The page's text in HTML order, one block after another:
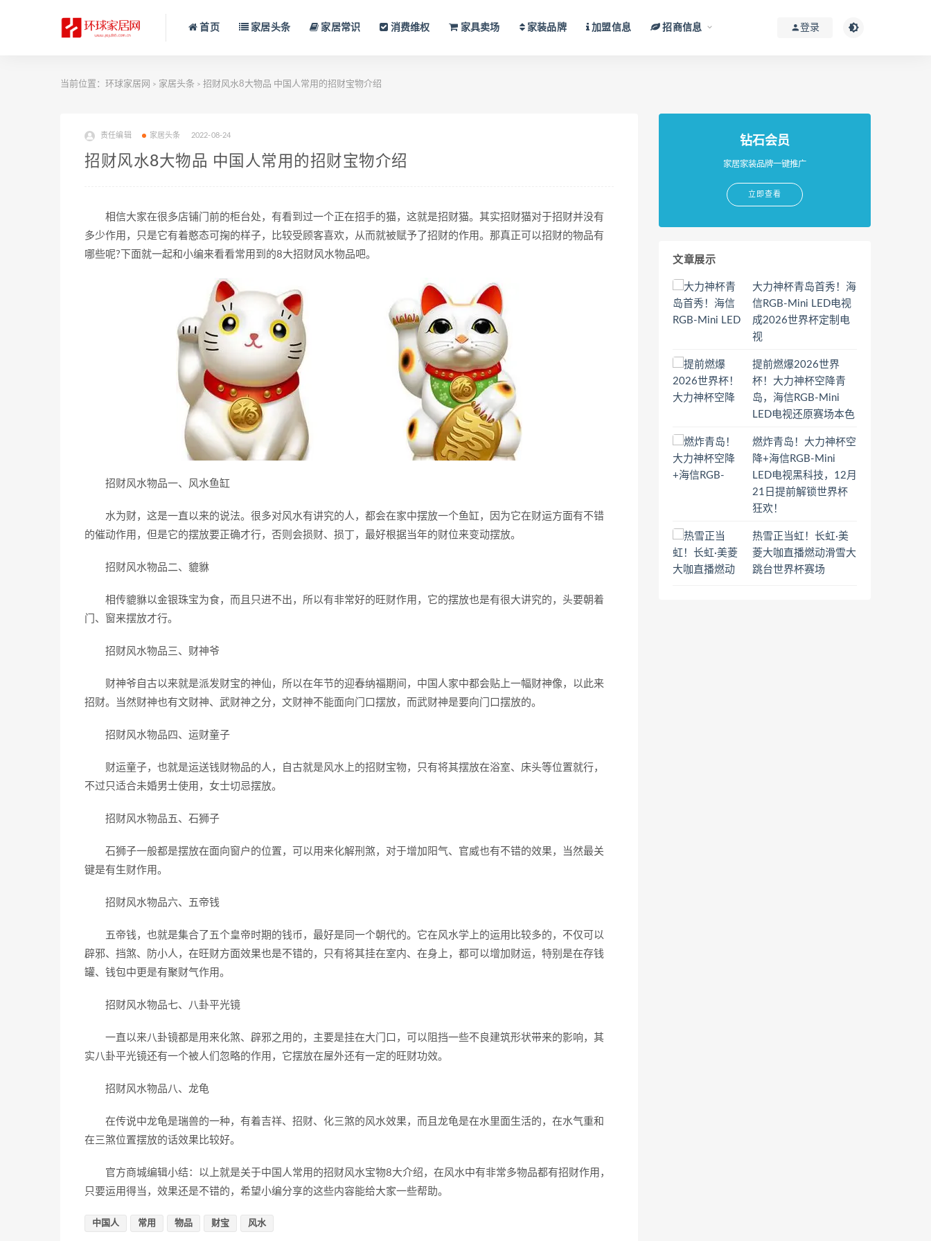
首页 家居头条 家居常识 消费维权 家具卖场 家装品牌 加盟信息 招商信息 登录
当前位置： 环球家居网 > 家居头条 > 招财风水8大物品 中国人常用的招财宝物介绍
责任编辑 家居头条 2022-08-24
招财风水8大物品 中国人常用的招财宝物介绍
相信大家在很多店铺门前的柜台处，有看到过一个正在招手的猫，这就是招财猫。其实招财猫对于招财并没有
多少作用，只是它有着憨态可掬的样子，比较受顾客喜欢，从而就被赋予了招财的作用。那真正可以招财的物品有
哪些呢?下面就一起和小编来看看常用到的8大招财风水物品吧。
招财风水物品一、风水鱼缸
水为财，这是一直以来的说法。很多对风水有讲究的人，都会在家中摆放一个鱼缸，因为它在财运方面有不错
的催动作用，但是它的摆放要正确才行，否则会损财、损丁，最好根据当年的财位来变动摆放。
招财风水物品二、貔貅
相传貔貅以金银珠宝为食，而且只进不出，所以有非常好的旺财作用，它的摆放也是有很大讲究的，头要朝着
门、窗来摆放才行。
招财风水物品三、财神爷
财神爷自古以来就是派发财宝的神仙，所以在年节的迎春纳福期间，中国人家中都会贴上一幅财神像，以此来
招财。当然财神也有文财神、武财神之分，文财神不能面向门口摆放，而武财神是要向门口摆放的。
招财风水物品四、运财童子
财运童子，也就是运送钱财物品的人，自古就是风水上的招财宝物，只有将其摆放在浴室、床头等位置就行，
不过只适合未婚男士使用，女士切忌摆放。
招财风水物品五、石狮子
石狮子一般都是摆放在面向窗户的位置，可以用来化解刑煞，对于增加阳气、官威也有不错的效果，当然最关
键是有生财作用。
招财风水物品六、五帝钱
五帝钱，也就是集合了五个皇帝时期的钱币，最好是同一个朝代的。它在风水学上的运用比较多的，不仅可以
辟邪、挡煞、防小人，在旺财方面效果也是不错的，只有将其挂在室内、在身上，都可以增加财运，特别是在存钱
罐、钱包中更是有聚财气作用。
招财风水物品七、八卦平光镜
一直以来八卦镜都是用来化煞、辟邪之用的，主要是挂在大门口，可以阻挡一些不良建筑形状带来的影响，其
实八卦平光镜还有一个被人们忽略的作用，它摆放在屋外还有一定的旺财功效。
招财风水物品八、龙龟
在传说中龙龟是瑞兽的一种，有着吉祥、招财、化三煞的风水效果，而且龙龟是在水里面生活的，在水气重和
在三煞位置摆放的话效果比较好。
官方商城编辑小结：以上就是关于中国人常用的招财风水宝物8大介绍，在风水中有非常多物品都有招财作用，
只要运用得当，效果还是不错的，希望小编分享的这些内容能给大家一些帮助。
中国人 常用 物品 财宝 风水
钻石会员
家居家装品牌一键推广
立即查看
文章展示
大力神杯青岛首秀！海
信RGB-Mini LED电视
成2026世界杯定制电
视
提前燃爆2026世界
杯！大力神杯空降青
岛，海信RGB-Mini
LED电视还原赛场本色
燃炸青岛！大力神杯空
降+海信RGB-Mini
LED电视黑科技，12月
21日提前解锁世界杯
狂欢！
热雪正当虹！长虹·美
菱大咖直播燃动滑雪大
跳台世界杯赛场